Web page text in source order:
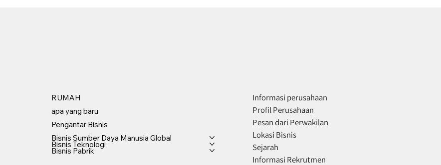
RUMAH
apa yang baru
Pengantar Bisnis
Bisnis Sumber Daya Manusia Global
Bisnis Teknologi
Bisnis Pabrik
Informasi perusahaan
Profil Perusahaan
Pesan dari Perwakilan
Lokasi Bisnis
Sejarah
Informasi Rekrutmen